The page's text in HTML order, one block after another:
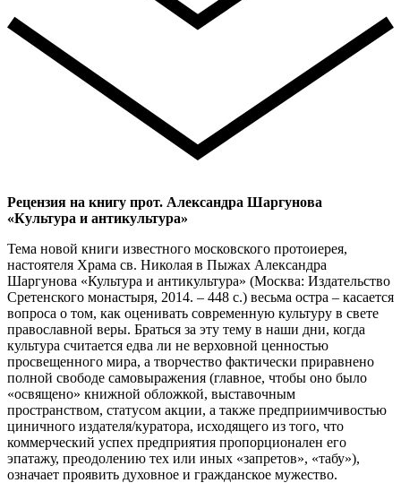
Рецензия на книгу прот. Александра Шаргунова
«Культура и антикультура»
Тема новой книги известного московского протоиерея,
настоятеля Храма св. Николая в Пыжах Александра
Шаргунова «Культура и антикультура» (Москва: Издательство
Сретенского монастыря, 2014. – 448 с.) весьма остра – касается
вопроса о том, как оценивать современную культуру в свете
православной веры. Браться за эту тему в наши дни, когда
культура считается едва ли не верховной ценностью
просвещенного мира, а творчество фактически приравнено
полной свободе самовыражения (главное, чтобы оно было
«освящено» книжной обложкой, выставочным
пространством, статусом акции, а также предприимчивостью
циничного издателя/куратора, исходящего из того, что
коммерческий успех предприятия пропорционален его
эпатажу, преодолению тех или иных «запретов», «табу»),
означает проявить духовное и гражданское мужество.